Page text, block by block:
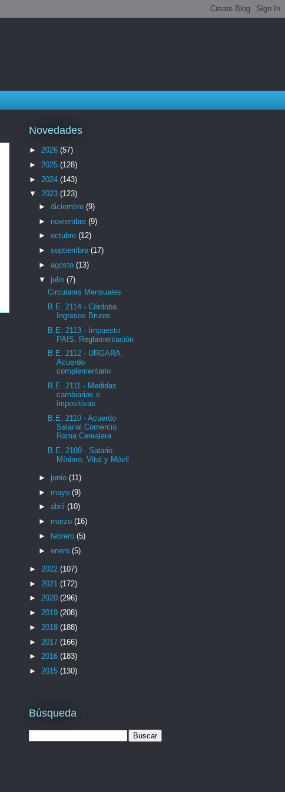
Novedades
► 2026 (57)
► 2025 (128)
► 2024 (143)
▼ 2023 (123)
► diciembre (9)
► noviembre (9)
► octubre (12)
► septiembre (17)
► agosto (13)
▼ julio (7)
Circulares Mensuales
B.E. 2114 - Córdoba.
Ingresos Brutos
B.E. 2113 - Impuesto
PAIS. Reglamentación
B.E. 2112 - URGARA.
Acuerdo
complementario
B.E. 2111 - Medidas
cambiarias e
impositivas
B.E. 2110 - Acuerdo
Salarial Comercio
Rama Cerealera
B.E. 2109 - Salario
Mínimo, Vital y Móvil
► junio (11)
► mayo (9)
► abril (10)
► marzo (16)
► febrero (5)
► enero (5)
► 2022 (107)
► 2021 (172)
► 2020 (296)
► 2019 (208)
► 2018 (188)
► 2017 (166)
► 2016 (183)
► 2015 (130)
Búsqueda